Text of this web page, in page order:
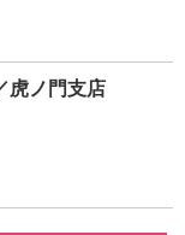
虎ノ門支店